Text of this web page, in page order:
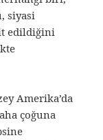
siyasi
edildiğini
Amerika’da
çoğuna